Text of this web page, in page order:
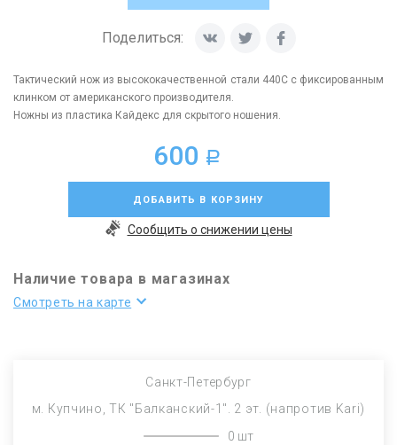
Поделиться:
Тактический нож из высококачественной стали 440C с фиксированным
клинком от американского производителя.
Ножны из пластика Кайдекс для скрытого ношения.
600 a
ДОБАВИТЬ В КОРЗИНУ
Сообщить о снижении цены
Наличие товара в магазинах
Смотреть на карте
Санкт-Петербург
м. Купчино, ТК "Балканский-1". 2 эт. (напротив Kari)
0 шт